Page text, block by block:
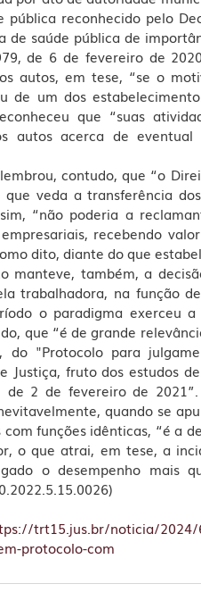
pública reconhecido pelo
de saúde pública de
de 6 de fevereiro de
autos, em tese, “se o
de um dos
que “suas
autos acerca de
contudo, que “o
que veda a transferência
“não poderia a
recebendo
dito, diante do que
manteve, também, a
trabalhadora, na função
o paradigma exerceu
que “é de grande
do "Protocolo para
Justiça, fruto dos estudos
de 2 de fevereiro de
quando se
com funções idênticas, “é a
o que atrai, em tese, a
o desempenho mais
trt15.jus.br/noticia/2024/
protocolo-com